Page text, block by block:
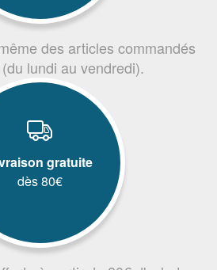
des articles commandés
lundi au vendredi).
gratuite
dès 80€